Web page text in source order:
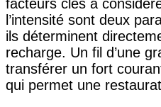
facteurs clés à
l’intensité sont deux
ils déterminent
recharge. Un fil d’une
transférer un fort
qui permet une